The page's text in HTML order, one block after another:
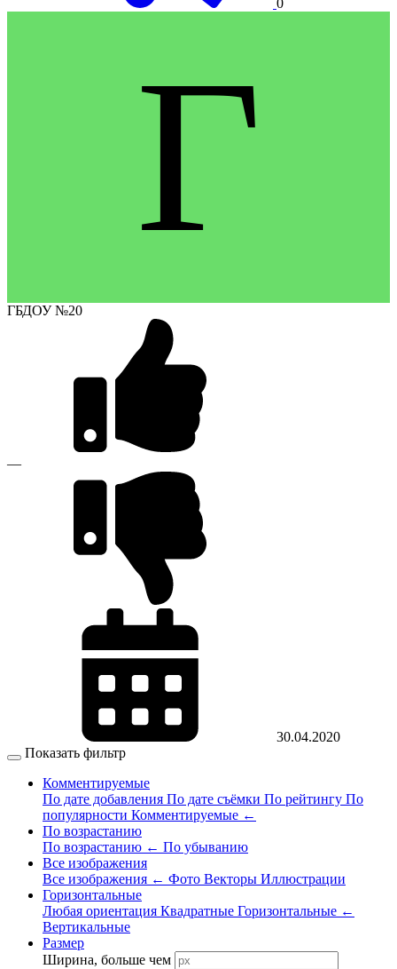
0
Г
ГБДОУ №20
—
30.04.2020
Показать фильтр
Комментируемые
По дате добавления По дате съёмки По рейтингу По
популярности Комментируемые ←
По возрастанию
По возрастанию ← По убыванию
Все изображения
Все изображения ← Фото Векторы Иллюстрации
Горизонтальные
Любая ориентация Квадратные Горизонтальные ←
Вертикальные
Размер
Ширина, больше чем